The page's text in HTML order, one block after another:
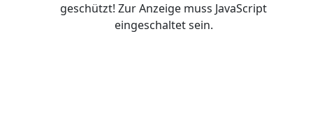
geschützt! Zur Anzeige muss JavaScript
eingeschaltet sein.